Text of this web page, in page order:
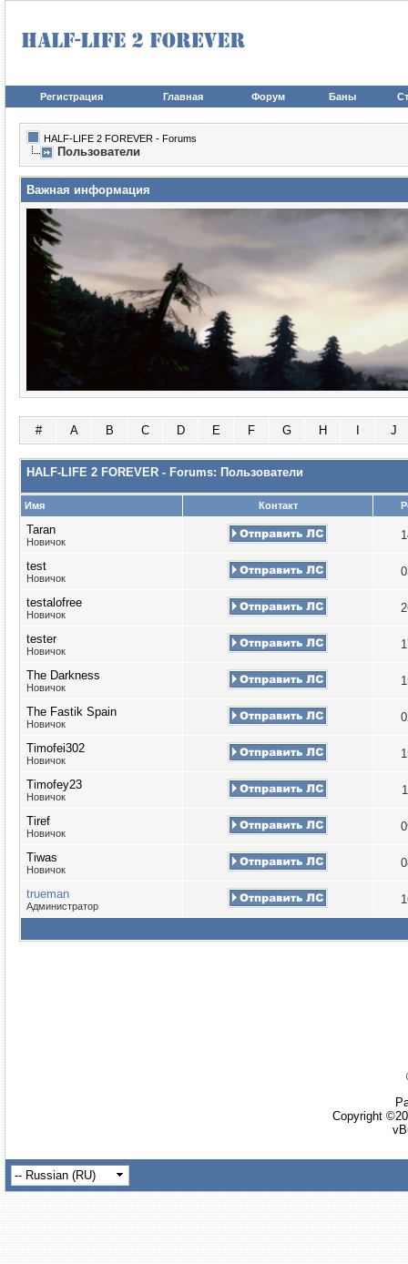
Регистрация Главная Форум Баны
HALF-LIFE 2 FOREVER - Forums
Пользователи
Важная информация
# A B C D E F G H J
HALF-LIFE 2 FOREVER - Forums: Пользователи
Имя Контакт
Taran
Новичок
test
Новичок
testalofree
Новичок
tester
Новичок
The Darkness
Новичок
The Fastik Spain
Новичок
Timofei302
Новичок
Timofey23
Новичок
Tiref
Новичок
Tiwas
Новичок
trueman
Администратор
Copyright